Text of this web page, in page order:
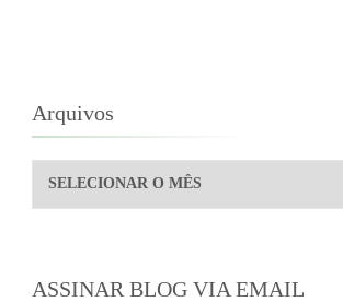
Arquivos
Arquivos
ASSINAR BLOG VIA EMAIL